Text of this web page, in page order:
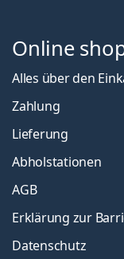
Online
Alles über den
Zahlung
Lieferung
Abholstationen
AGB
Erklärung zur
Datenschutz